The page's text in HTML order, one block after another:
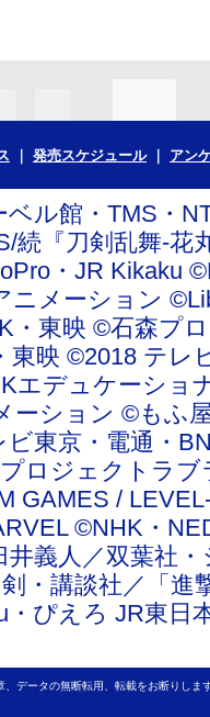
発売スケジュール アン
ル館・TMS・
続『刀剣乱舞-
・JR
メーション
・東映 ©石森プ
東映 ©2018 テ
エデュケーシ
ーション ©もふ
東京・電通・
ロジェクトラ
GAMES /
©NHK・
義人／双葉社
・講談社／「進
・ぴえろ JR東
データの無断転用、転載をお断りしま